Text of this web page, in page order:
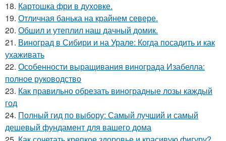
18. Картошка фри в духовке.
19. Отличная банька на крайнем севере.
20. Обшил и утеплил наш дачный домик.
21. Виноград в Сибири и на Урале: Когда посадить и как
ухаживать
22. Особенности выращивания винограда Изабелла:
полное руководство
23. Как правильно обрезать виноградные лозы каждый
год
24. Полный гид по выбору: Самый лучший и самый
дешевый фундамент для вашего дома